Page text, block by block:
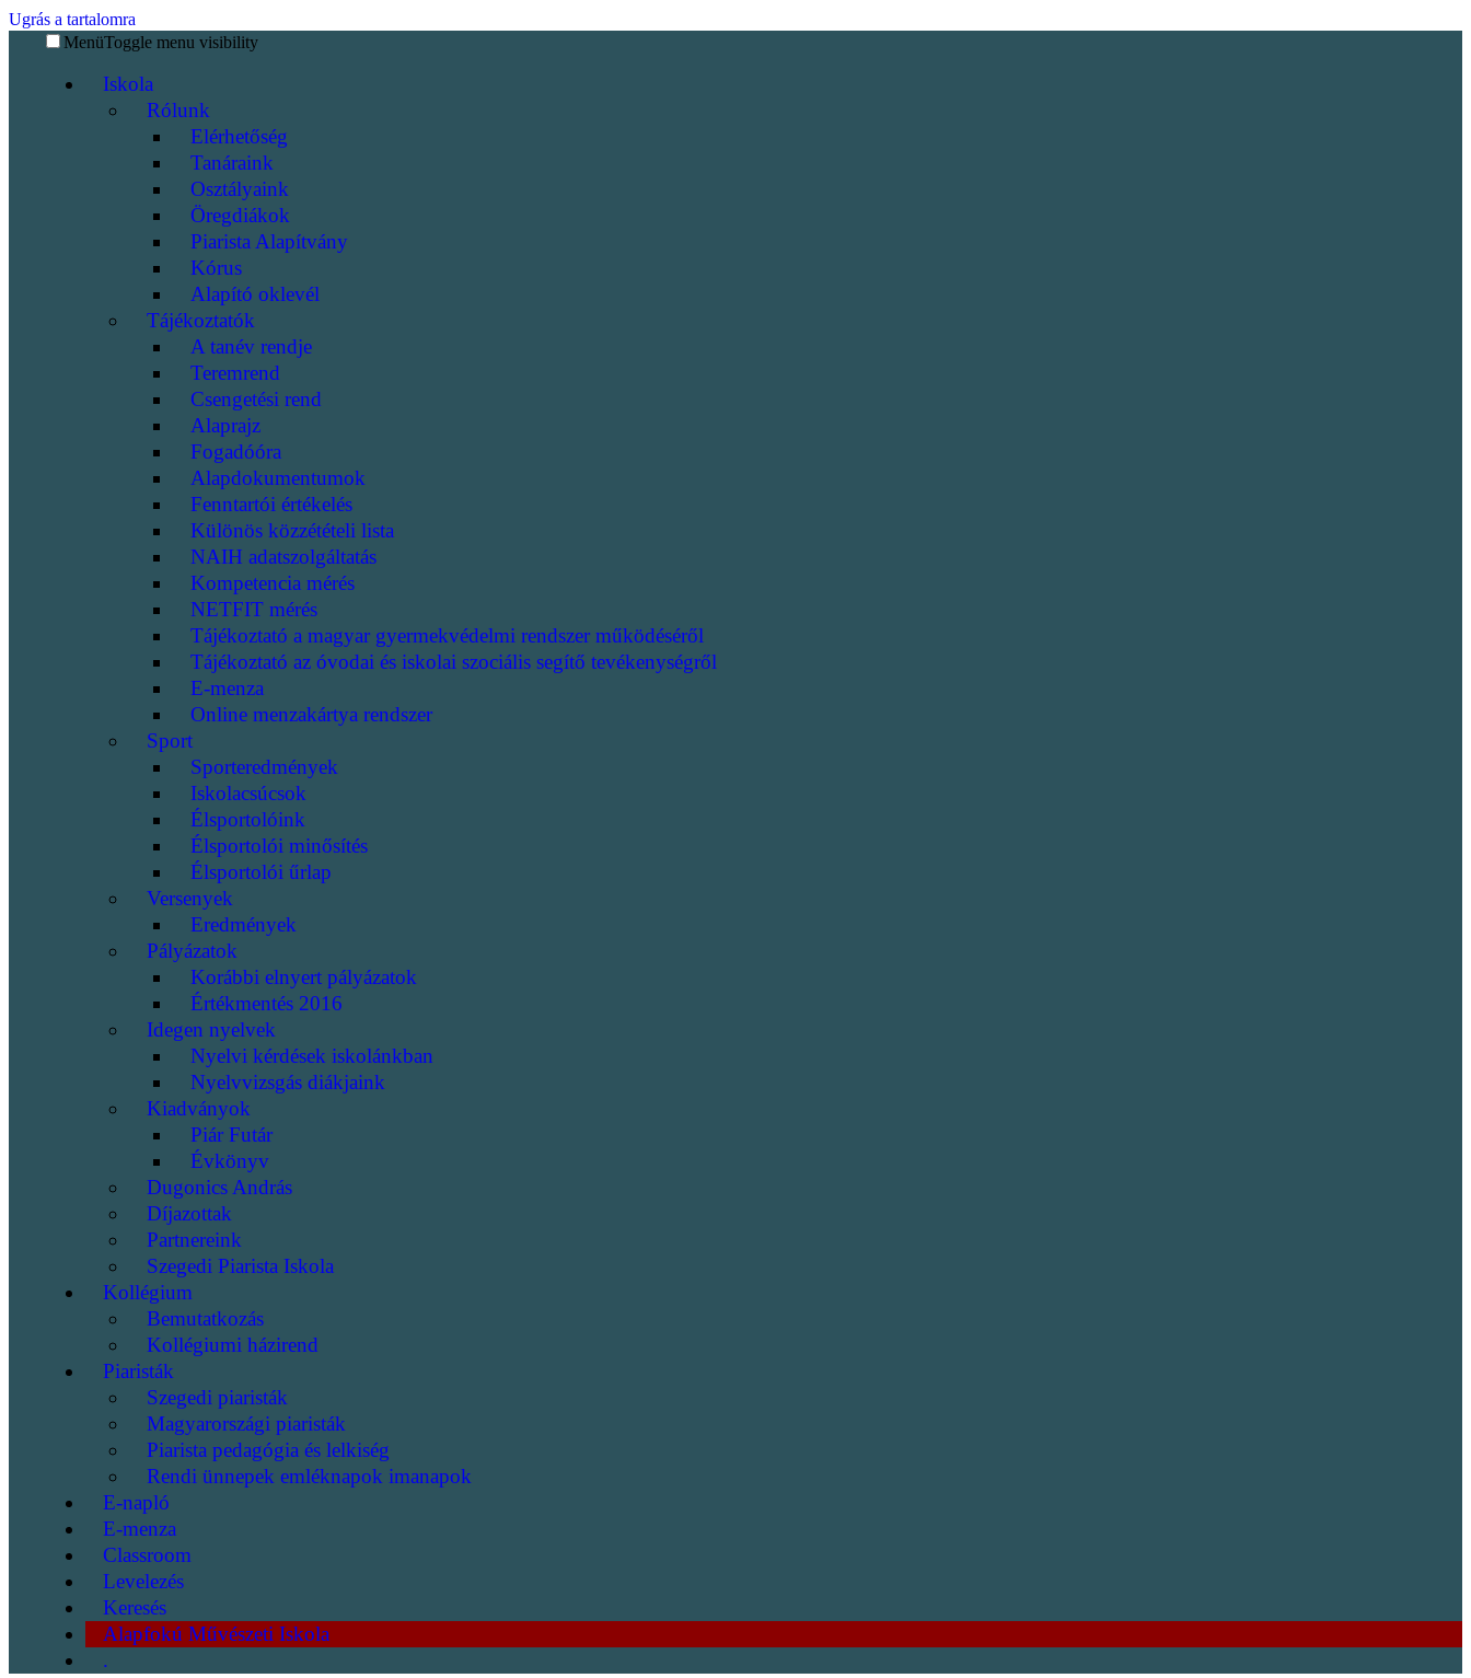
Ugrás a tartalomra
MenüToggle menu visibility
Iskola
Rólunk
Elérhetőség
Tanáraink
Osztályaink
Öregdiákok
Piarista Alapítvány
Kórus
Alapító oklevél
Tájékoztatók
A tanév rendje
Teremrend
Csengetési rend
Alaprajz
Fogadóóra
Alapdokumentumok
Fenntartói értékelés
Különös közzétételi lista
NAIH adatszolgáltatás
Kompetencia mérés
NETFIT mérés
Tájékoztató a magyar gyermekvédelmi rendszer működéséről
Tájékoztató az óvodai és iskolai szociális segítő tevékenységről
E-menza
Online menzakártya rendszer
Sport
Sporteredmények
Iskolacsúcsok
Élsportolóink
Élsportolói minősítés
Élsportolói űrlap
Versenyek
Eredmények
Pályázatok
Korábbi elnyert pályázatok
Értékmentés 2016
Idegen nyelvek
Nyelvi kérdések iskolánkban
Nyelvvizsgás diákjaink
Kiadványok
Piár Futár
Évkönyv
Dugonics András
Díjazottak
Partnereink
Szegedi Piarista Iskola
Kollégium
Bemutatkozás
Kollégiumi házirend
Piaristák
Szegedi piaristák
Magyarországi piaristák
Piarista pedagógia és lelkiség
Rendi ünnepek emléknapok imanapok
E-napló
E-menza
Classroom
Levelezés
Keresés
Alapfokú Művészeti Iskola
.